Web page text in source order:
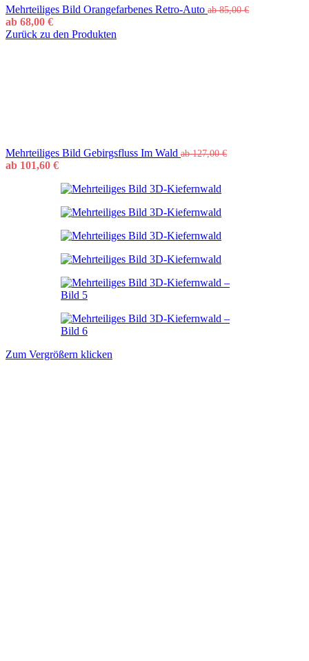
Mehrteiliges Bild Orangefarbenes Retro-Auto ab85,00€
ab 68,00 €
Zurück zu den Produkten
Mehrteiliges Bild Gebirgsfluss Im Wald ab127,00€
ab 101,60 €
Zum Vergrößern klicken